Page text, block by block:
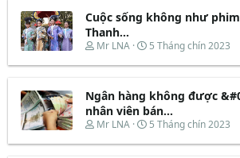
t
r
a
d
s
a
t
e
r
b
t
ầ
Cuộc sống không như
Thanh...
T
r
a
d
s
a
Mr LNA
N
à
b
ắ
t
ầ
5 Tháng chín 2023
Ngân hàng không được
nhân viên bán...
T
r
Mr LNA
N
à
5 Tháng chín 2023